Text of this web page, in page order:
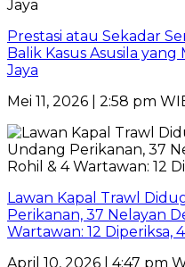
Prestasi atau Sekadar
Balik Kasus Asusila
Jaya
Mei 11, 2026 | 2:58 pm
Lawan Kapal Trawl
Perikanan, 37 Nelayan
Wartawan: 12 Diperiksa,
April 10, 2026 | 4:47 pm